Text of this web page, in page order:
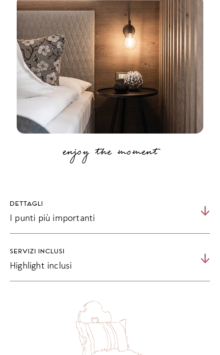
enjoy the moment
DETTAGLI
I punti più importanti
regalo romantico
SERVIZI INCLUSI
Highlight inclusi
Decorazione romantica in camera
1 cena romantica a lume di candela
1 menu romantico da sogno per due
1 colazione con spumante in camera